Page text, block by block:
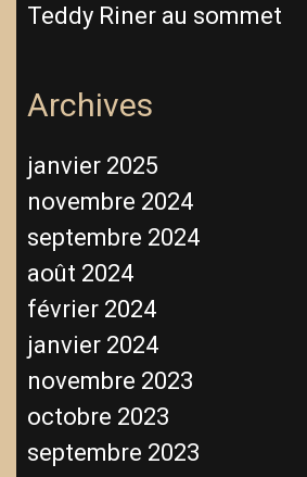
Teddy Riner au sommet
Archives
janvier 2025
novembre 2024
septembre 2024
août 2024
février 2024
janvier 2024
novembre 2023
octobre 2023
septembre 2023